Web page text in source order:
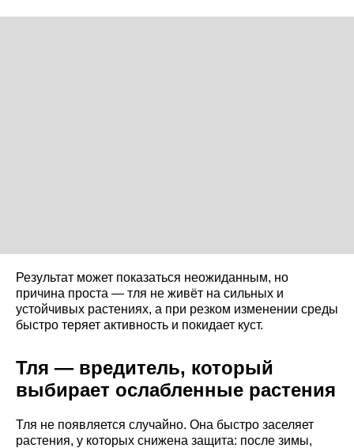
Результат может показаться неожиданным, но
причина проста — тля не живёт на сильных и
устойчивых растениях, а при резком изменении среды
быстро теряет активность и покидает куст.
Тля — вредитель, который
выбирает ослабленные растения
Тля не появляется случайно. Она быстро заселяет
растения, у которых снижена защита: после зимы,